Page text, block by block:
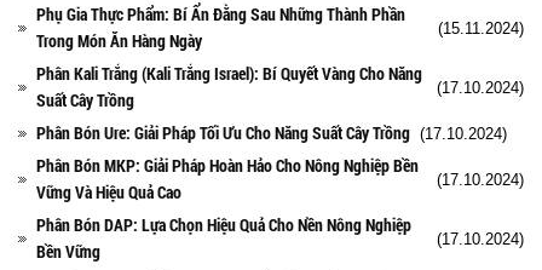
Phụ Gia Thực Phẩm: Bí Ẩn Đằng Sau Những Thành Phần
Trong Món Ăn Hàng Ngày
(15.11.2024)
Phân Kali Trắng (Kali Trắng Israel): Bí Quyết Vàng Cho Năng
Suất Cây Trồng
(17.10.2024)
Phân Bón Ure: Giải Pháp Tối Ưu Cho Năng Suất Cây Trồng (17.10.2024)
Phân Bón MKP: Giải Pháp Hoàn Hảo Cho Nông Nghiệp Bền
Vững Và Hiệu Quả Cao
(17.10.2024)
Phân Bón DAP: Lựa Chọn Hiệu Quả Cho Nền Nông Nghiệp
Bền Vững
(17.10.2024)